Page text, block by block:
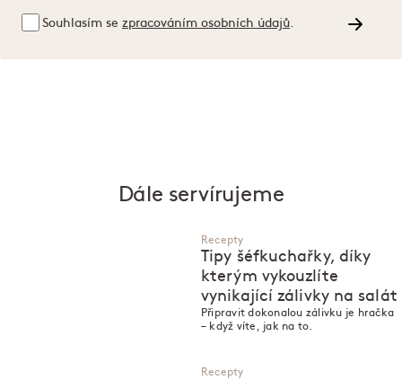
Souhlasím se zpracováním osobních údajů
Dále servírujeme
Recepty
Tipy šéfkuchařky, díky
kterým vykouzlíte
vynikající zálivky na salát
Připravit dokonalou zálivku je hračka
– když víte, jak na to.
Recepty